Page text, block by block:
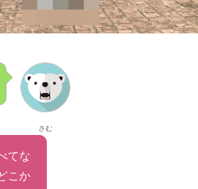
さむ
てな
こか